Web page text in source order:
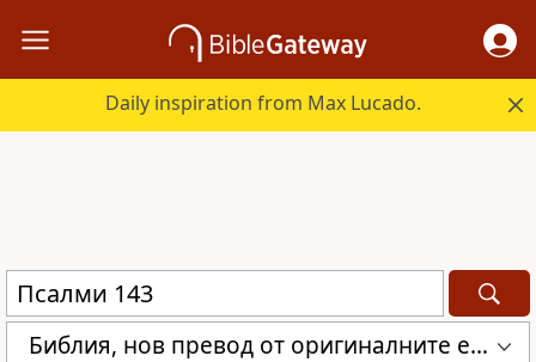
Daily inspiration from Max Lucado.
Библия, нов превод от оригиналните езици (с неканоничните книги) (CBT)